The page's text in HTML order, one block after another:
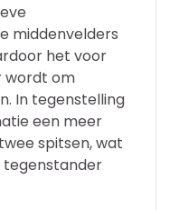
middenvelders
het voor
wordt om
In tegenstelling
een meer
spitsen, wat
tegenstander